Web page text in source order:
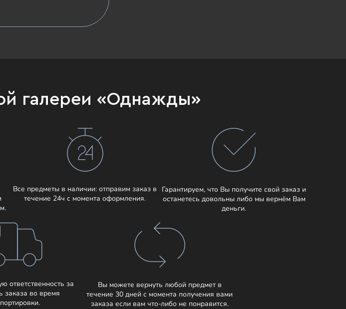
галереи «Однажды»
Все предметы в наличии: отправим заказ в
течение 24ч с момента оформления.
Гарантируем, что Вы получите свой заказ и
останетесь довольны либо мы вернём Вам
деньги.
ответственность за
заказа во время
Вы можете вернуть любой предмет в
течение 30 дней с момента получения вами
заказа если вам что-либо не понравится.